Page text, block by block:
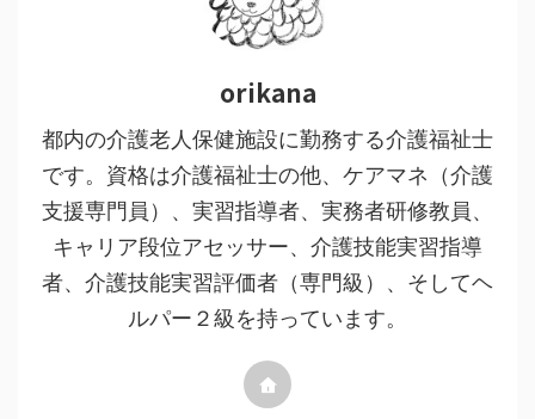
orikana
都内の介護老人保健施設に勤務する介護福祉士
です。資格は介護福祉士の他、ケアマネ（介護
支援専門員）、実習指導者、実務者研修教員、
キャリア段位アセッサー、介護技能実習指導
者、介護技能実習評価者（専門級）、そしてヘ
ルパー２級を持っています。